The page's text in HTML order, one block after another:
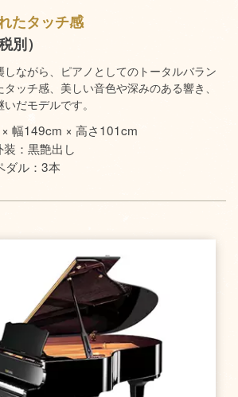
たタッチ感
別）
ながら、ピアノとしてのトータルバラン
ッチ感、美しい音色や深みのある響き、
だモデルです。
幅149cm × 高さ101cm
：黒艶出し
ル：3本